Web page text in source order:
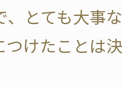
、とても大事
けたことは